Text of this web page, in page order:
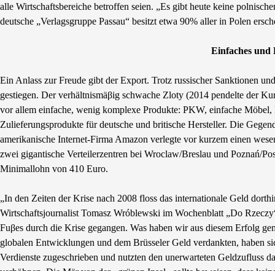
alle Wirtschaftsbereiche betroffen seien. „Es gibt heute keine
deutsche „Verlagsgruppe Passau“ besitzt etwa 90% aller in Polen
Einfaches und
Ein Anlass zur Freude gibt der Export. Trotz russischer Sanktionen
gestiegen. Der verhältnismäβig schwache Zloty (2014 pendelte der
vor allem einfache, wenig komplexe Produkte: PKW, einfache
Zulieferungsprodukte für deutsche und britische Hersteller. Die
amerikanische Internet-Firma Amazon verlegte vor kurzem einen
zwei gigantische Verteilerzentren bei Wroclaw/Breslau und Poznań/
Minimallohn von 410 Euro.
„In den Zeiten der Krise nach 2008 floss das internationale Geld
Wirtschaftsjournalist Tomasz Wróblewski im Wochenblatt „Do
Fuβes durch die Krise gegangen. Was haben wir aus diesem Erfolg
globalen Entwicklungen und dem Brüsseler Geld verdankten, haben
Verdienste zugeschrieben und nutzten den unerwarteten Geldzufluss